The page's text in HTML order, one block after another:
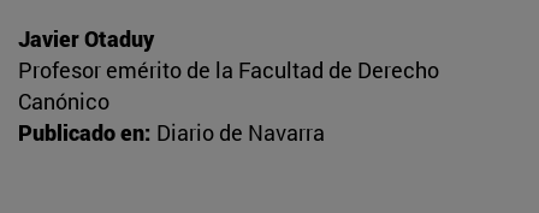
Javier Otaduy
Profesor emérito de la Facultad de Derecho
Canónico
Publicado en: Diario de Navarra